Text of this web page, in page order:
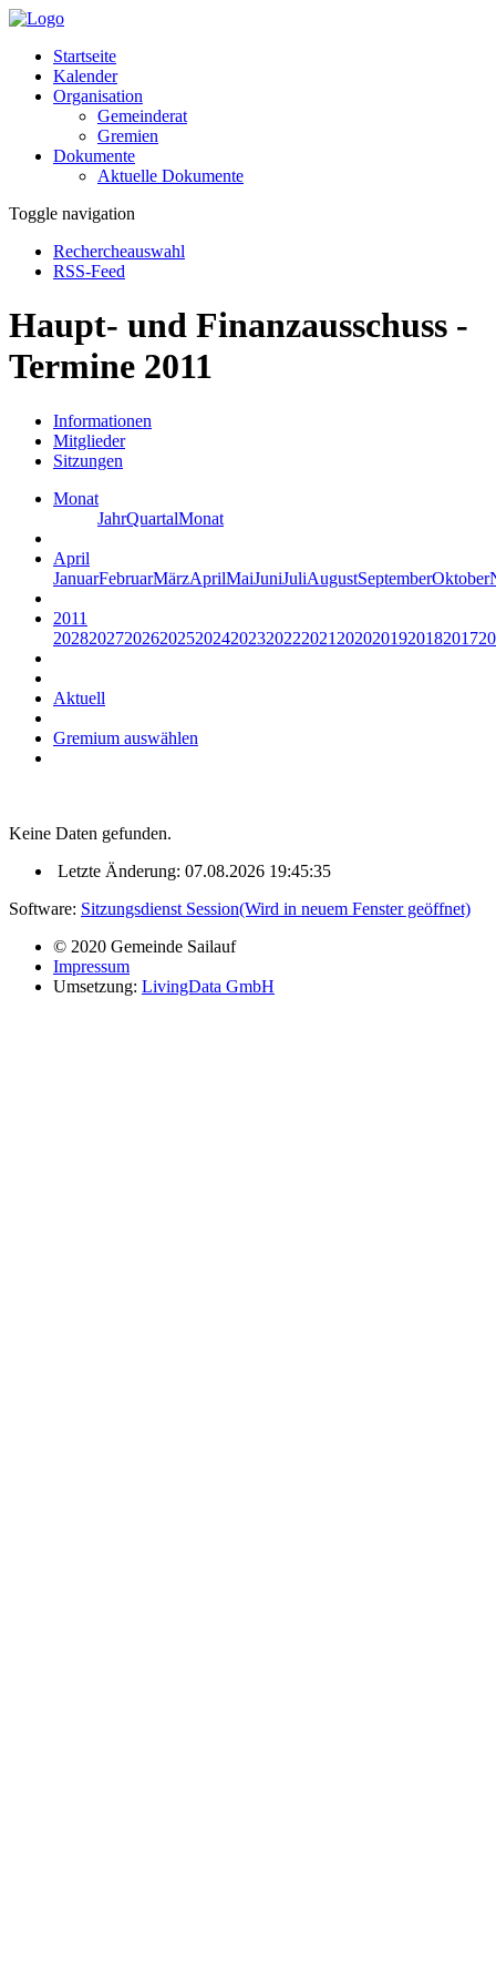
Startseite
Kalender
Organisation
Gemeinderat
Gremien
Dokumente
Aktuelle Dokumente
Toggle navigation
Rechercheauswahl
RSS-Feed
Haupt- und Finanzausschuss -
Termine 2011
Informationen
Mitglieder
Sitzungen
Monat
JahrQuartalMonat
April
JanuarFebruarMärzAprilMaiJuniJuliAugustSeptemberOktober
2011
20282027202620252024202320222021 2020201920182017
Aktuell
Gremium auswählen
Keine Daten gefunden.
Letzte Änderung: 07.08.2026 19:45:35
Software: Sitzungsdienst Session(Wird in neuem Fenster geöffnet)
© 2020 Gemeinde Sailauf
Impressum
Umsetzung: LivingData GmbH